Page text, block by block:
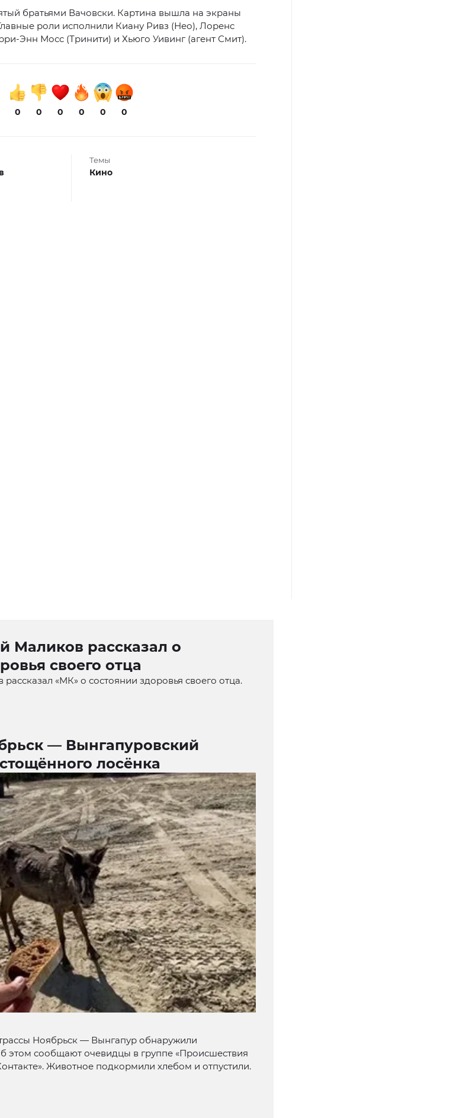
братьями Вачовски. Картина вышла на экраны
роли исполнили Киану Ривз (Нео), Лоренс
Энн Мосс (Тринити) и Хьюго Уивинг (агент Смит).
0 0 0 0 0 0
Темы
Кино
Маликов рассказал о
своего отца
«МК» о состоянии здоровья своего отца.
— Вынгапуровский
лосёнка
Ноябрьск — Вынгапур обнаружили
этом сообщают очевидцы в группе «Происшествия
Животное подкормили хлебом и отпустили.